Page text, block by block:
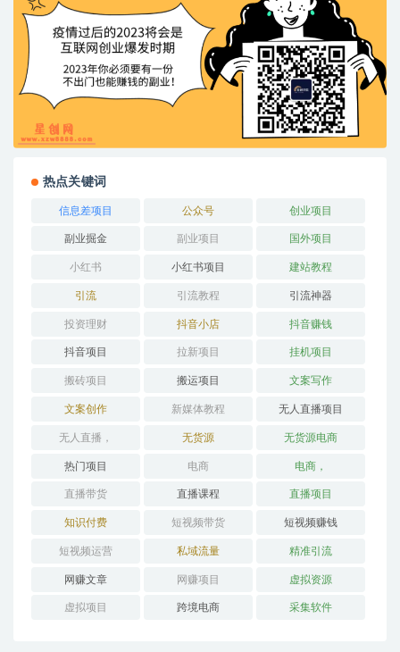
热点关键词
信息差项目 公众号 创业项目
副业掘金 副业项目 国外项目
小红书 小红书项目 建站教程
引流 引流教程 引流神器
投资理财 抖音小店 抖音赚钱
抖音项目 拉新项目 挂机项目
搬砖项目 搬运项目 文案写作
文案创作 新媒体教程 无人直播项目
无人直播， 无货源 无货源电商
热门项目 电商 电商，
直播带货 直播课程 直播项目
知识付费 短视频带货 短视频赚钱
短视频运营 私域流量 精准引流
网赚文章 网赚项目 虚拟资源
虚拟项目 跨境电商 采集软件